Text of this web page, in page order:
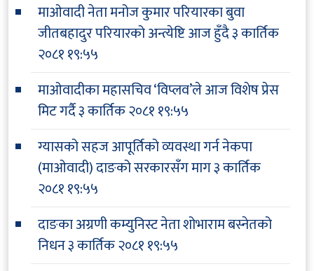
माओवादी नेता मनोज कुमार परियारका बुवा
जीतबहादुर परियारको अन्त्येष्टि आज हुँदै३ कार्तिक
२०८१ १९:५५
माओवादीका महासचिव ‘विप्लव’ले आज विशेष प्रेस
मिट गर्दै३ कार्तिक २०८१ १९:५५
ग्यासको सहज आपूर्तिको व्यवस्था गर्न नेकपा
(माओवादी) दाङको सरकारसँग माग३ कार्तिक
२०८१ १९:५५
दाङका अग्रणी कम्युनिस्ट नेता शोभाराम बस्नेतको
निधन३ कार्तिक २०८१ १९:५५